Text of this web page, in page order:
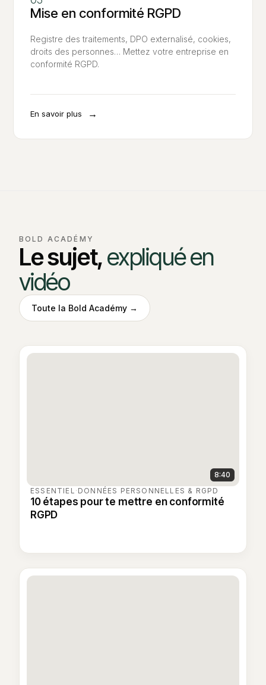
Mise en conformité RGPD
Registre des traitements, DPO externalisé, cookies,
droits des personnes… Mettez votre entreprise en
conformité RGPD.
En savoir plus →
BOLD ACADÉMY
Le sujet,expliqué en
vidéo
Toute la Bold Académy →
8:40
ESSENTIEL · DONNÉES PERSONNELLES & RGPD
10 étapes pour te mettre en conformité
RGPD